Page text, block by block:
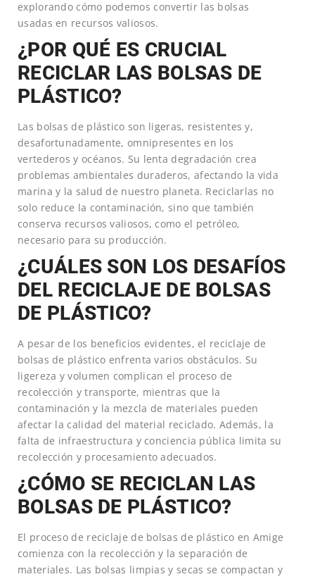
explorando cómo podemos convertir las bolsas
usadas en recursos valiosos.
¿POR QUÉ ES CRUCIAL
RECICLAR LAS BOLSAS DE
PLÁSTICO?
Las bolsas de plástico son ligeras, resistentes y,
desafortunadamente, omnipresentes en los
vertederos y océanos. Su lenta degradación crea
problemas ambientales duraderos, afectando la vida
marina y la salud de nuestro planeta. Reciclarlas no
solo reduce la contaminación, sino que también
conserva recursos valiosos, como el petróleo,
necesario para su producción.
¿CUÁLES SON LOS DESAFÍOS
DEL RECICLAJE DE BOLSAS
DE PLÁSTICO?
A pesar de los beneficios evidentes, el reciclaje de
bolsas de plástico enfrenta varios obstáculos. Su
ligereza y volumen complican el proceso de
recolección y transporte, mientras que la
contaminación y la mezcla de materiales pueden
afectar la calidad del material reciclado. Además, la
falta de infraestructura y conciencia pública limita su
recolección y procesamiento adecuados.
¿CÓMO SE RECICLAN LAS
BOLSAS DE PLÁSTICO?
El proceso de reciclaje de bolsas de plástico en Amige
comienza con la recolección y la separación de
materiales. Las bolsas limpias y secas se compactan y